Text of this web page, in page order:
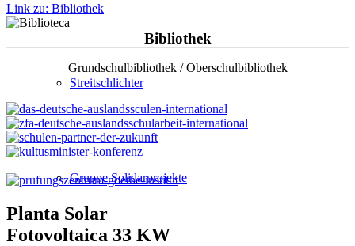
Streitschlichter
Gruppe Solidarprojekte
Link zu: Bibliothek
Bibliothek
Grundschulbibliothek / Oberschulbibliothek
Planta Solar
Fotovoltaica 33 KW